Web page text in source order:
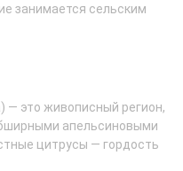
занимается сельским
— это живописный регион,
апельсиновыми
цитрусы — гордость